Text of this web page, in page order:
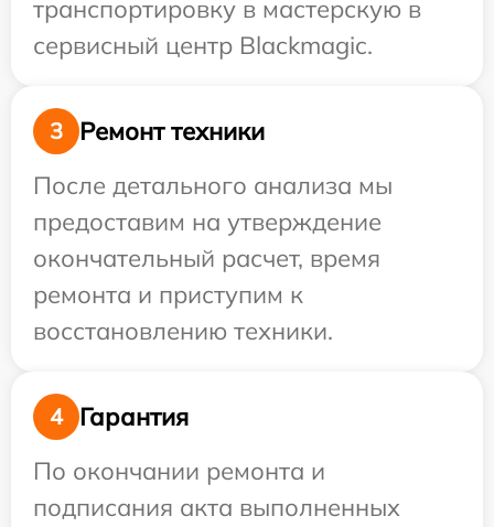
транспортировку в мастерскую в
сервисный центр Blackmagic.
3
Ремонт техники
После детального анализа мы
предоставим на утверждение
окончательный расчет, время
ремонта и приступим к
восстановлению техники.
4
Гарантия
По окончании ремонта и
подписания акта выполненных